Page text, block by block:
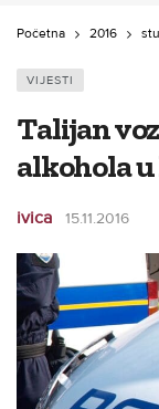
Početna 2016
VIJESTI
Talijan
alkohola
ivica 15.11.2016